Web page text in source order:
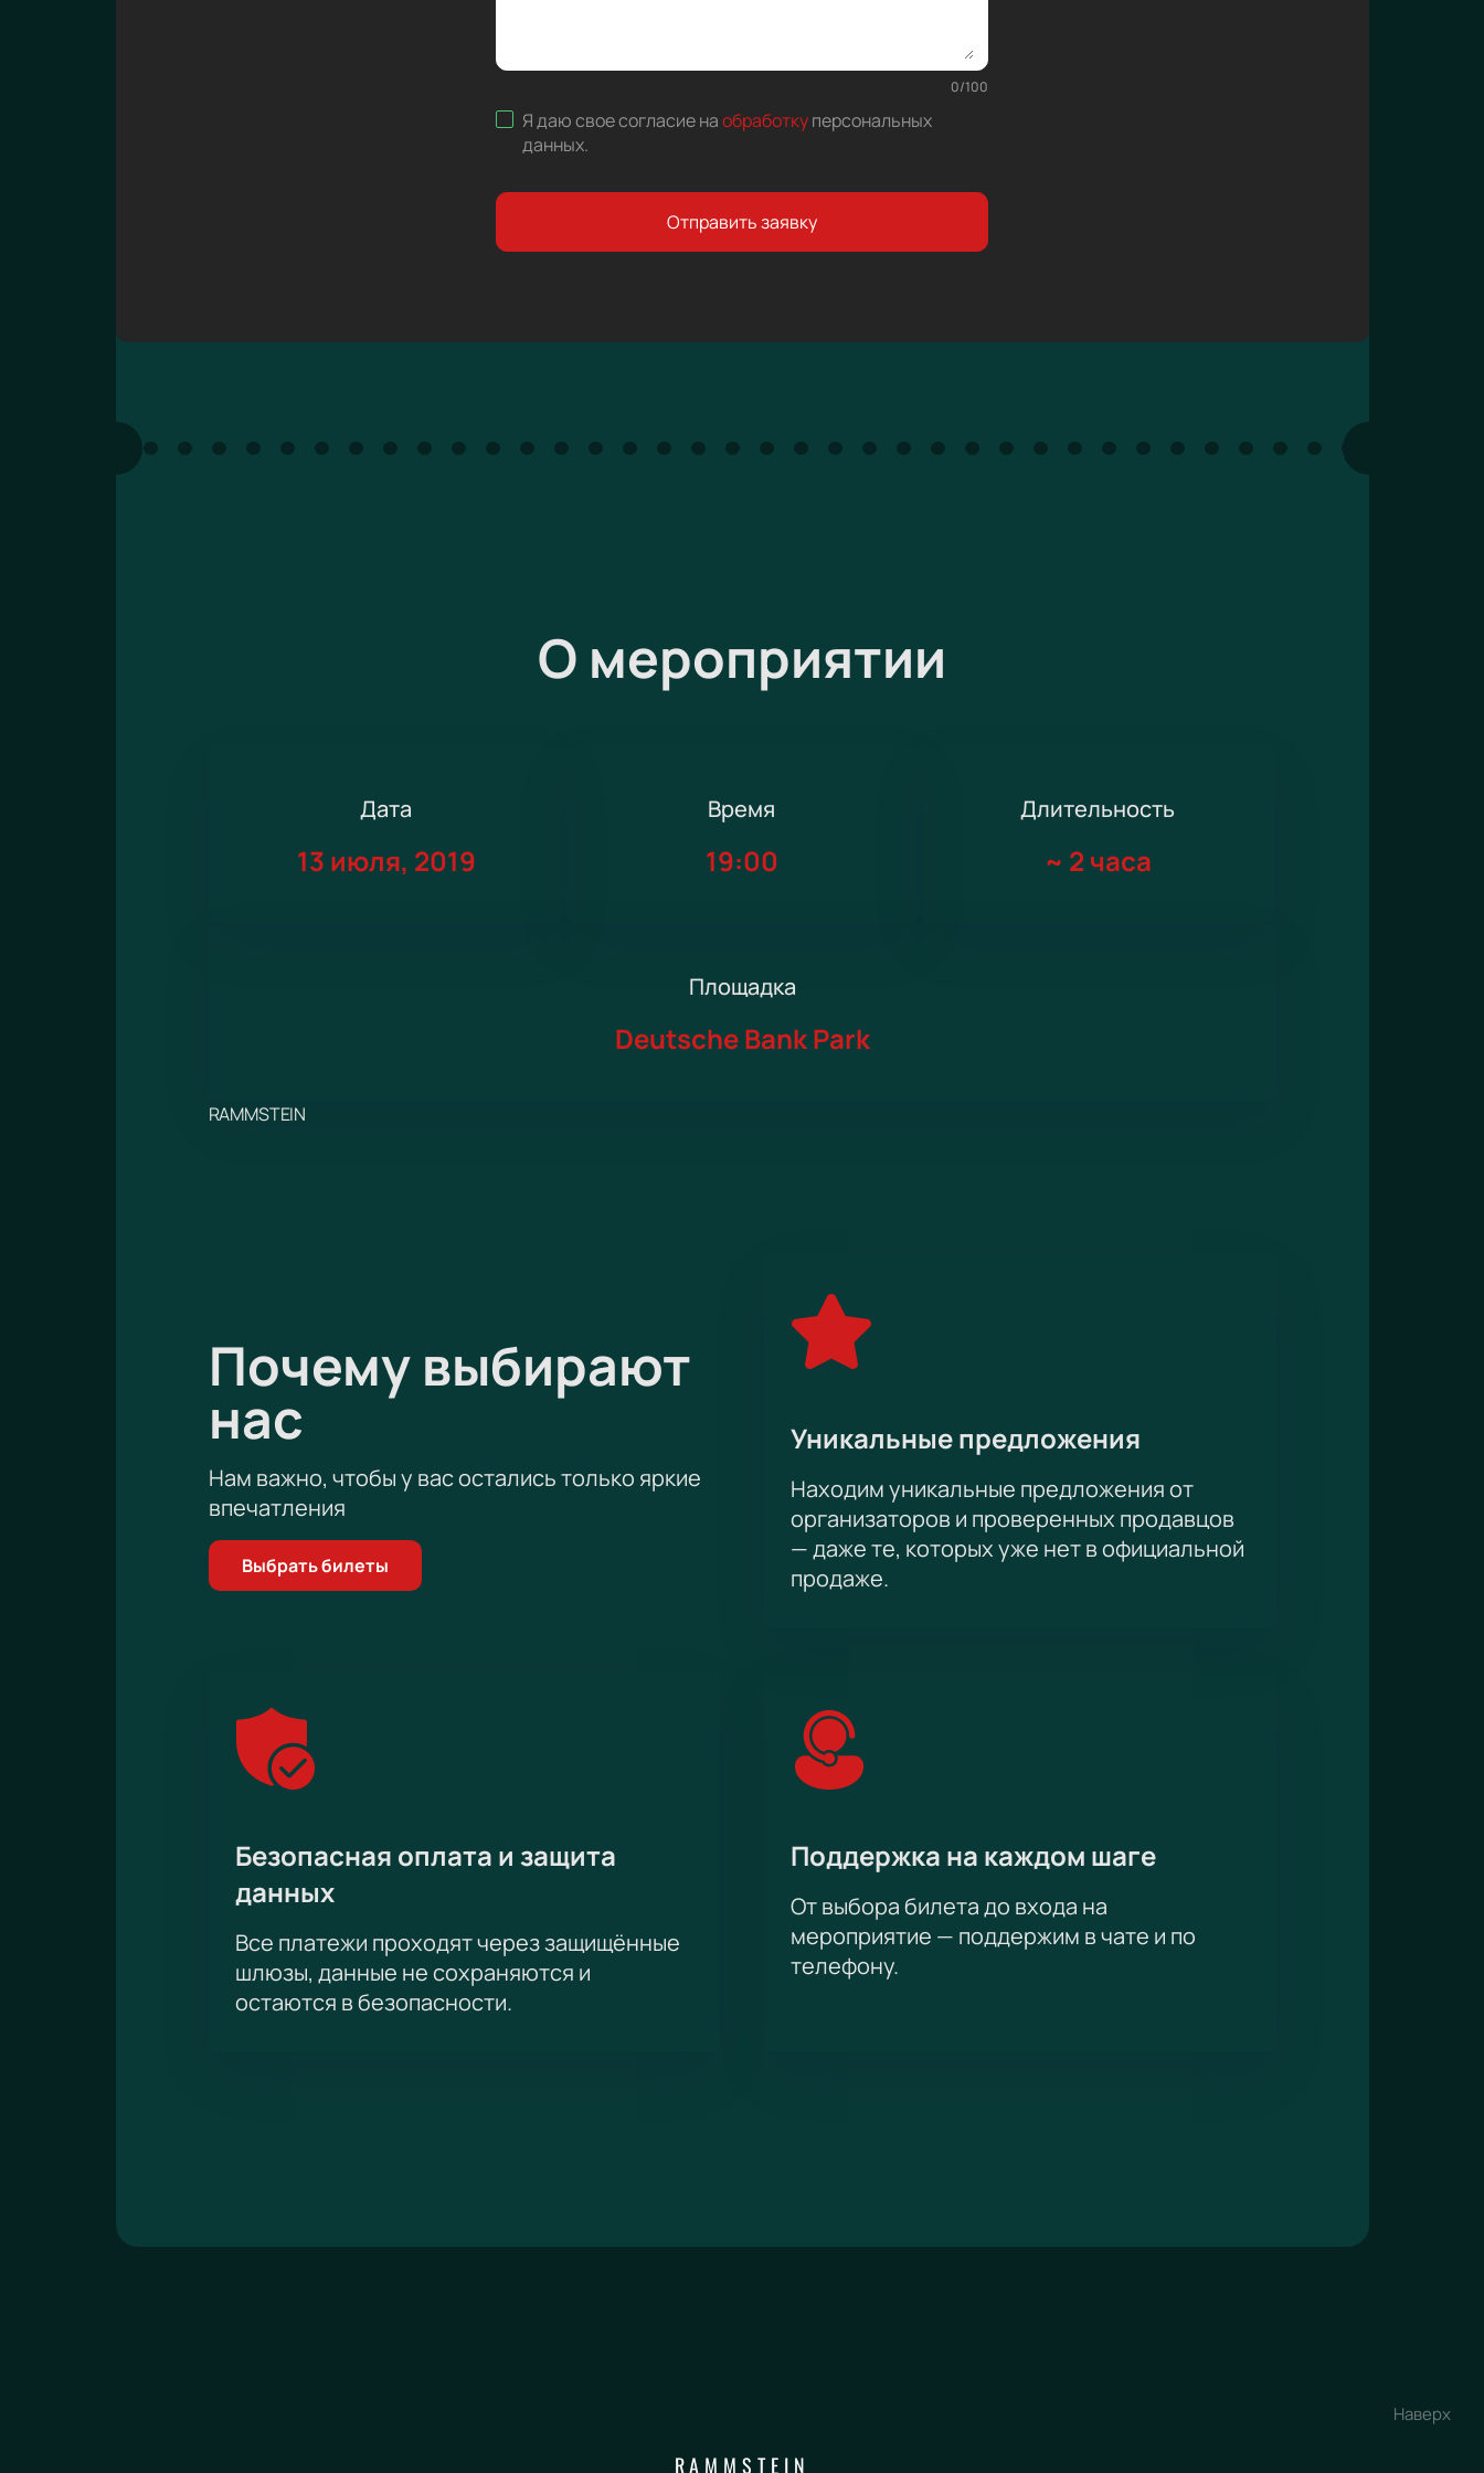
0/100
Я даю свое согласие наобработкуперсональных
данных.
Отправить заявку
О мероприятии
Дата
13 июля, 2019
Время
19:00
Длительность
~ 2 часа
Площадка
Deutsche Bank Park
RAMMSTEIN
Почему выбирают
нас
Нам важно, чтобы у вас остались только яркие
впечатления
Выбрать билеты
Уникальные предложения
Находим уникальные предложения от
организаторов и проверенных продавцов
— даже те, которых уже нет в официальной
продаже.
Безопасная оплата и защита
данных
Все платежи проходят через защищённые
шлюзы, данные не сохраняются и
остаются в безопасности.
Поддержка на каждом шаге
От выбора билета до входа на
мероприятие — поддержим в чате и по
телефону.
Наверх
RAMMSTEIN